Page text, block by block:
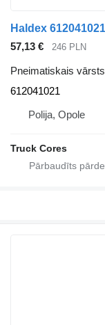
57,13 € 246 PLN
Pneimatiskais vārsts
612041021
Polija, Opole
Truck Cores